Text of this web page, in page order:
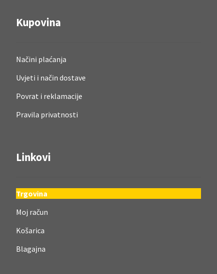
Kupovina
Načini plaćanja
Uvjeti i način dostave
Povrat i reklamacije
Pravila privatnosti
Linkovi
Trgovina
Moj račun
Košarica
Blagajna